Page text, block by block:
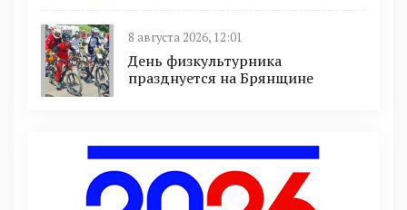
8 августа 2026, 12:01
День физкультурника
празднуется на Брянщине